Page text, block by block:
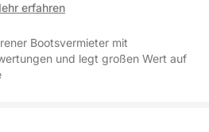
erfahren
Bootsvermieter mit
und legt großen Wert auf